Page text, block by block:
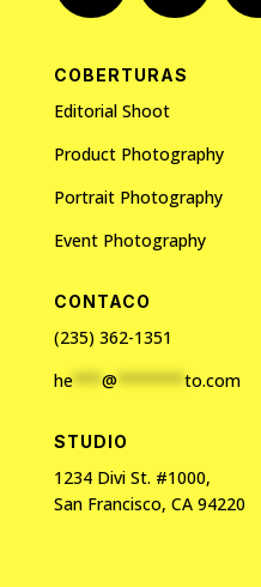
COBERTURAS
Editorial Shoot
Product Photography
Portrait Photography
Event Photography
CONTACO
(235) 362-1351
he*** @******* to.com
STUDIO
1234 Divi St. #1000,
San Francisco, CA 94220